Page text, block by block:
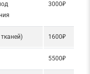
3000₽
1600₽
5500₽